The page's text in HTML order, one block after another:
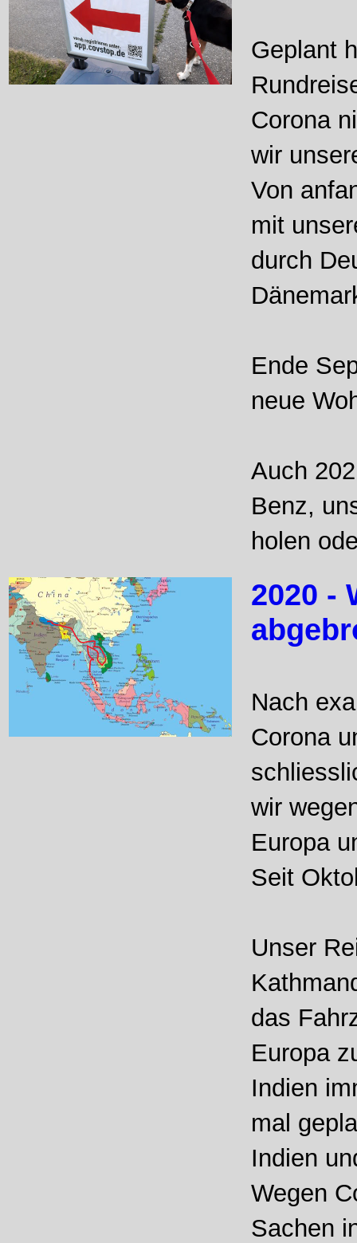
Geplant
Corona
wir
Von
mit
durch
Ende
neue
Auch
Benz,
holen
2020 -
Nach
Corona
wir
Europa
Seit
Unser
das
Europa
Indien
mal
Indien
Wegen
Sachen